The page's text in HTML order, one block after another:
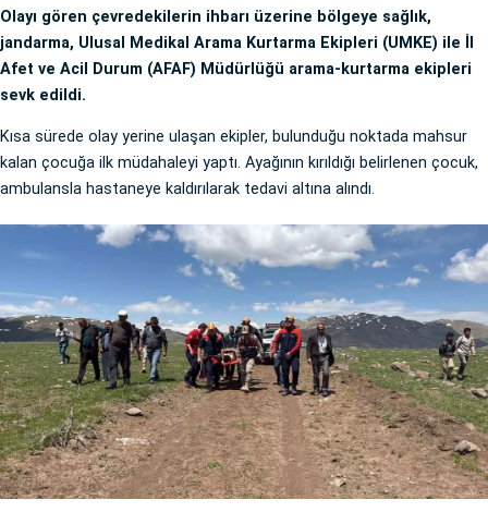
Olayı gören çevredekilerin ihbarı üzerine bölgeye sağlık,
jandarma, Ulusal Medikal Arama Kurtarma Ekipleri (UMKE) ile İl
Afet ve Acil Durum (AFAF) Müdürlüğü arama-kurtarma ekipleri
sevk edildi.
Kısa sürede olay yerine ulaşan ekipler, bulunduğu noktada mahsur
kalan çocuğa ilk müdahaleyi yaptı. Ayağının kırıldığı belirlenen çocuk,
ambulansla hastaneye kaldırılarak tedavi altına alındı.